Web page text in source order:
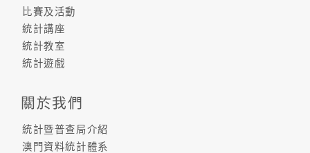
比賽及活動
統計講座
統計教室
統計遊戲
關於我們
統計暨普查局介紹
澳門資料統計體系